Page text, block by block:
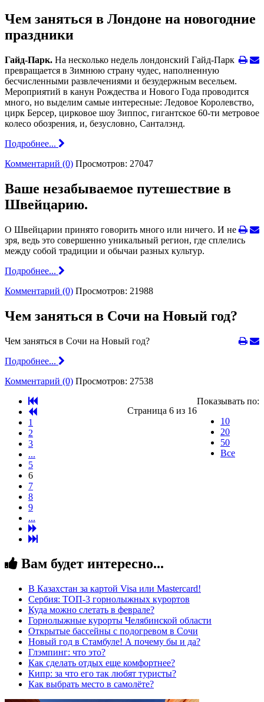
Чем заняться в Лондоне на новогодние
праздники
Гайд-Парк. На несколько недель лондонский Гайд-Парк
превращается в Зимнюю страну чудес, наполненную
бесчисленными развлечениями и безудержным весельем.
Мероприятий в канун Рождества и Нового Года проводится
много, но выделим самые интересные: Ледовое Королевство,
цирк Берсер, цирковое шоу Зиппос, гигантское 60-ти метровое
колесо обозрения, и, безусловно, Санталэнд.
Подробнее...
Комментарий (0) Просмотров: 27047
Ваше незабываемое путешествие в
Швейцарию.
О Швейцарии принято говорить много или ничего. И не
зря, ведь это совершенно уникальный регион, где сплелись
между собой традиции и обычаи разных культур.
Подробнее...
Комментарий (0) Просмотров: 21988
Чем заняться в Сочи на Новый год?
Чем заняться в Сочи на Новый год?
Подробнее...
Комментарий (0) Просмотров: 27538
Показывать по:
10
20
50
Все
Страница 6 из 16
1
2
3
...
5
6
7
8
9
...
Вам будет интересно...
В Казахстан за картой Visa или Masterсard!
Сербия: ТОП-3 горнолыжных курортов
Куда можно слетать в феврале?
Горнолыжные курорты Челябинской области
Открытые бассейны с подогревом в Сочи
Новый год в Стамбуле! А почему бы и да?
Глэмпинг: что это?
Как сделать отдых еще комфортнее?
Кипр: за что его так любят туристы?
Как выбрать место в самолёте?